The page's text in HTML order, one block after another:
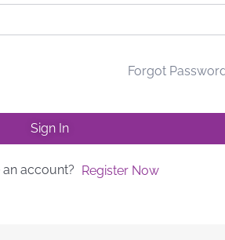
Forgot
Sign In
an account? Register Now